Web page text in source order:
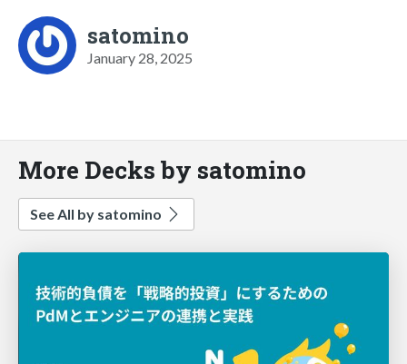
satomino
January 28, 2025
More Decks by satomino
See All by satomino